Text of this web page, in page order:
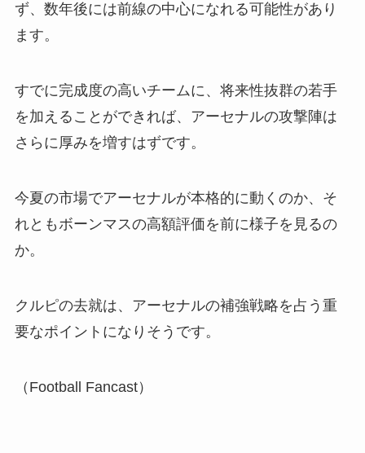
ず、数年後には前線の中心になれる可能性があり
ます。
すでに完成度の高いチームに、将来性抜群の若手
を加えることができれば、アーセナルの攻撃陣は
さらに厚みを増すはずです。
今夏の市場でアーセナルが本格的に動くのか、そ
れともボーンマスの高額評価を前に様子を見るの
か。
クルピの去就は、アーセナルの補強戦略を占う重
要なポイントになりそうです。
（Football Fancast）